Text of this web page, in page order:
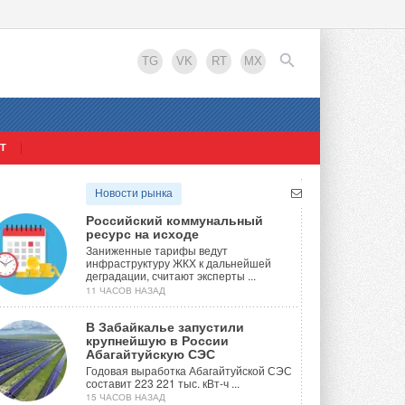
TG VK RT MX
EN
Новости рынка
Российский коммунальный
ресурс на исходе
Заниженные тарифы ведут
инфраструктуру ЖКХ к дальнейшей
деградации, считают эксперты ...
11 ЧАСОВ НАЗАД
В Забайкалье запустили
крупнейшую в России
Абагайтуйскую СЭС
Годовая выработка Абагайтуйской СЭС
составит 223 221 тыс. кВт-ч ...
15 ЧАСОВ НАЗАД
батарей отопления: как подать в суд за
стали энергоцентром в мегапроекте
чемпионата «Лучший сантехник. Кубок
национальный стандарт для накопителей
на формирование качества воды
удаления. Часть 2
в загородном доме без центрального